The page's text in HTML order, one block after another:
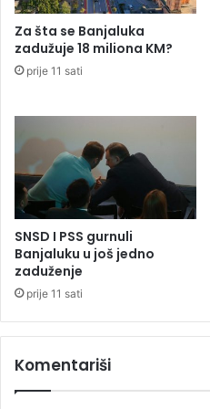
z
i
ć
a
P
o
g
n
o
b
c
i
k
l
i
t
,
Za šta se Banjaluka
zadužuje 18 miliona KM?
prije 11 sati
SNSD I PSS gurnuli
Banjaluku u još jedno
zaduženje
prije 11 sati
Komentariši